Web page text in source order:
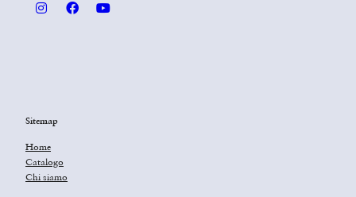
Sitemap
Home
Catalogo
Chi siamo